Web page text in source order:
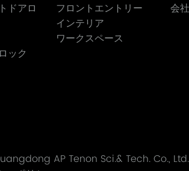
ドアロ
ック
フロントエントリー
インテリア
ワークスペース
会
AP Tenon Sci.& Tech. Co., Ltd.